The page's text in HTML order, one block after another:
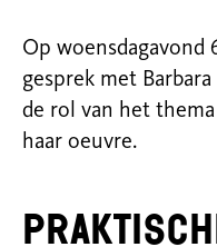
Op woensdagavond
gesprek met
de rol van het thema
haar oeuvre.